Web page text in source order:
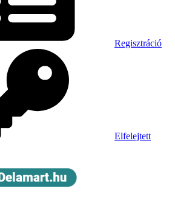
Regisztráció
Elfelejtett